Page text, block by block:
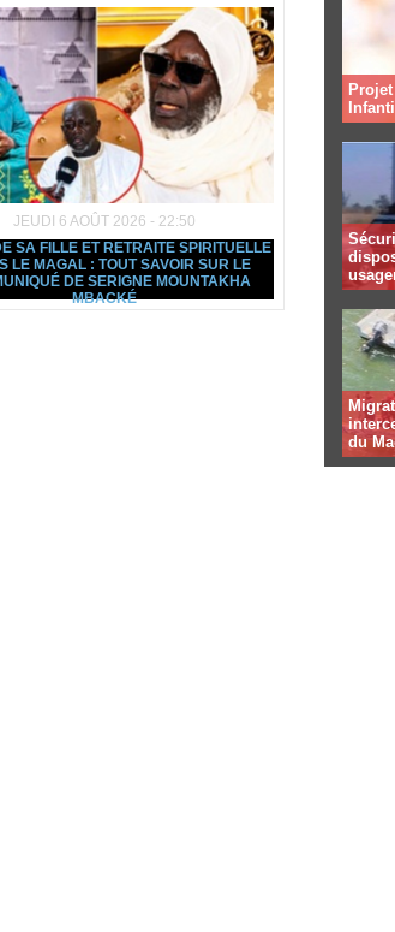
JEUDI 6 AOÛT 2026 - 22:50
SA FILLE ET RETRAITE SPIRITUELLE
LE MAGAL : TOUT SAVOIR SUR LE
DE SERIGNE MOUNTAKHA
MBACKÉ
du